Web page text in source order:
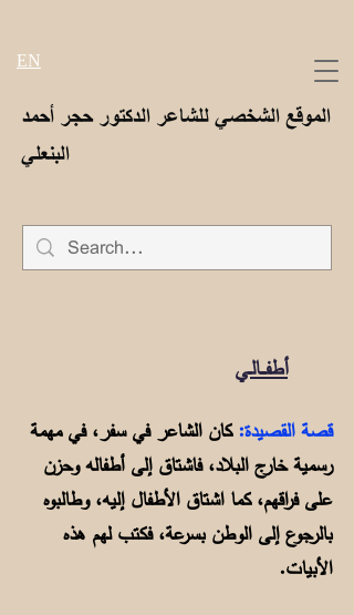
الموقع الشخصي للشاعر الدكتور حجر أحمد
البنعلي
EN
أطفــــالــي
قصة القصيدة:كان الشاعر في سفر، في مهمة
رسمية خارج البلاد، فاشتاق إلى أطفاله وحزن
على فراقهم، كما اشتاق الأطفالإليه، وطالبوه
بالرجوع إلى الوطن بسرعة، فكتب لهم هذه
الأبيات.